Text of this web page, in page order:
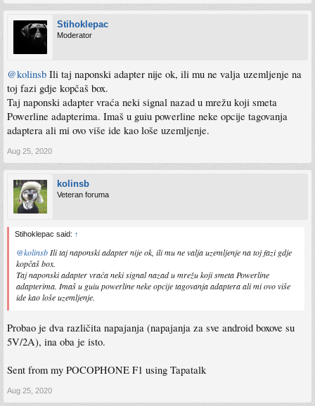
Stihoklepac
Moderator
@kolinsb Ili taj naponski adapter nije ok, ili mu ne valja uzemljenje na
toj fazi gdje kopčaš box.
Taj naponski adapter vraća neki signal nazad u mrežu koji smeta
Powerline adapterima. Imaš u guiu powerline neke opcije tagovanja
adaptera ali mi ovo više ide kao loše uzemljenje.
Aug 25, 2020
kolinsb
Veteran foruma
Stihoklepac said: ↑
@kolinsbIli taj naponski adapter nije ok, ili mu ne valja uzemljenje na toj fazi gdje
kopčaš box.
Taj naponski adapter vraća neki signal nazad u mrežu koji smeta Powerline
adapterima. Imaš u guiu powerline neke opcije tagovanja adaptera ali mi ovo više
ide kao loše uzemljenje.
Probao je dva različita napajanja (napajanja za sve android boxove su
5V/2A), ina oba je isto.
Sent from my POCOPHONE F1 using Tapatalk
Aug 25, 2020